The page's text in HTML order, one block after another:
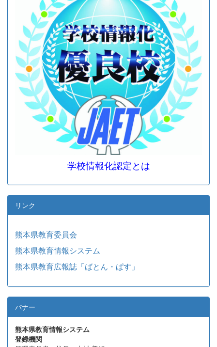
学校情報化認定とは
リンク
熊本県教育委員会
熊本県教育情報システム
熊本県教育広報誌「ばとん・ぱす」
バナー
熊本県教育情報システム
登録機関